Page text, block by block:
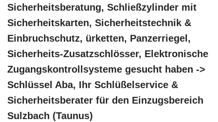
Sicherheitsberatung, Schließzylinder mit
Sicherheitskarten, Sicherheitstechnik &
Einbruchschutz, ürketten, Panzerriegel,
Sicherheits-Zusatzschlösser, Elektronische
Zugangskontrollsysteme gesucht haben ->
Schlüssel Aba, Ihr Schlüßelservice &
Sicherheitsberater für den Einzugsbereich
Sulzbach (Taunus)